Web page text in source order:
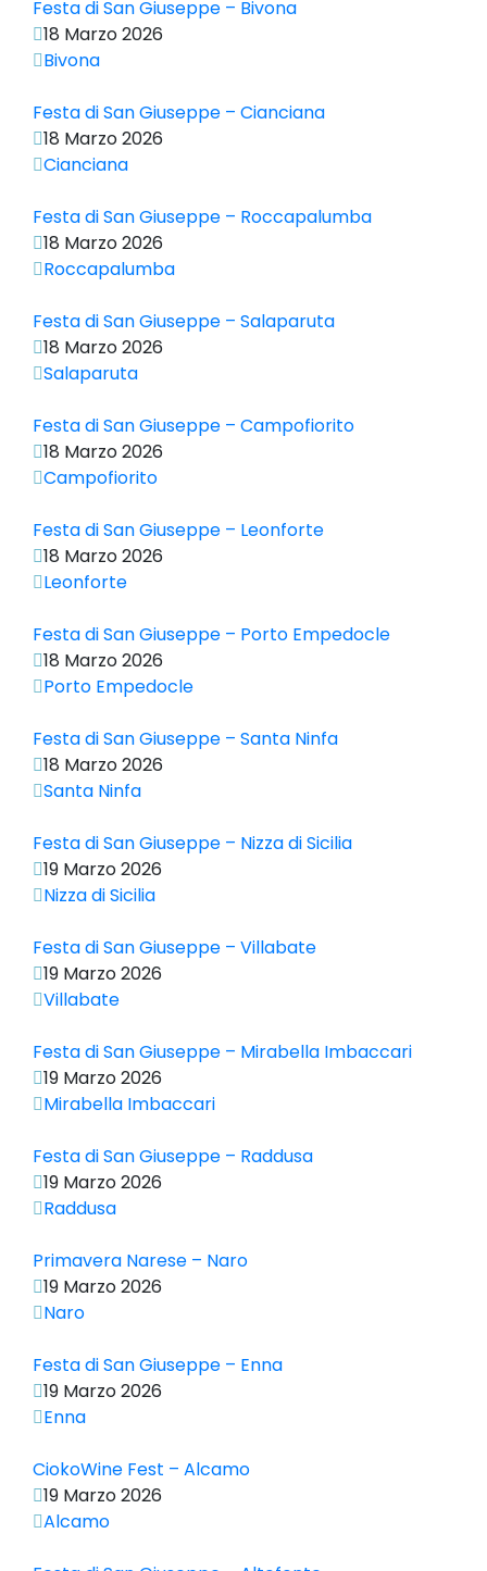
Festa di San Giuseppe – Bivona
18 Marzo 2026
Bivona
Festa di San Giuseppe – Cianciana
18 Marzo 2026
Cianciana
Festa di San Giuseppe – Roccapalumba
18 Marzo 2026
Roccapalumba
Festa di San Giuseppe – Salaparuta
18 Marzo 2026
Salaparuta
Festa di San Giuseppe – Campofiorito
18 Marzo 2026
Campofiorito
Festa di San Giuseppe – Leonforte
18 Marzo 2026
Leonforte
Festa di San Giuseppe – Porto Empedocle
18 Marzo 2026
Porto Empedocle
Festa di San Giuseppe – Santa Ninfa
18 Marzo 2026
Santa Ninfa
Festa di San Giuseppe – Nizza di Sicilia
19 Marzo 2026
Nizza di Sicilia
Festa di San Giuseppe – Villabate
19 Marzo 2026
Villabate
Festa di San Giuseppe – Mirabella Imbaccari
19 Marzo 2026
Mirabella Imbaccari
Festa di San Giuseppe – Raddusa
19 Marzo 2026
Raddusa
Primavera Narese – Naro
19 Marzo 2026
Naro
Festa di San Giuseppe – Enna
19 Marzo 2026
Enna
CiokoWine Fest – Alcamo
19 Marzo 2026
Alcamo